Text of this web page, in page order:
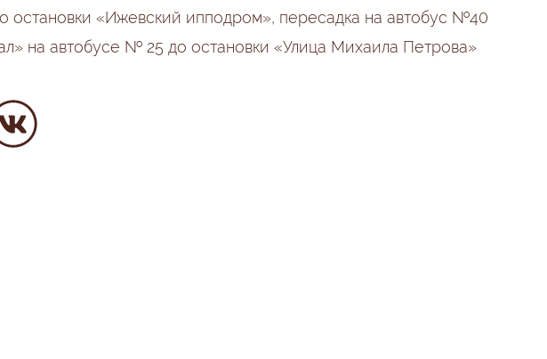
остановки «Ижевский ипподром», пересадка на автобус №40
на автобусе № 25 до остановки «Улица Михаила Петрова»